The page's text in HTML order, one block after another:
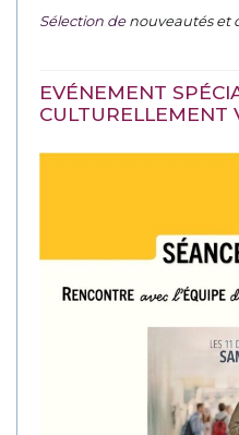
Sélection denouveautés et
EVÉNEMENT
CULTURELLEMENT